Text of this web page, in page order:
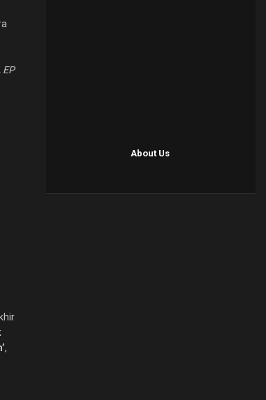
,
About Us